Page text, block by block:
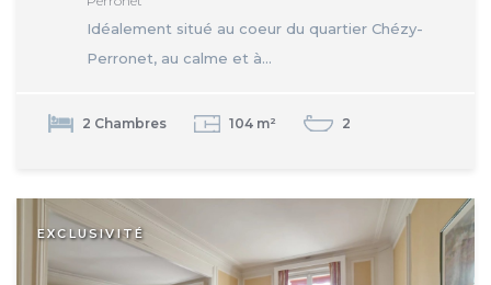
Idéalement situé au coeur du quartier Chézy-
Perronet, au calme et à...
2 Chambres 104 m² 2
EXCLUSIVITÉ